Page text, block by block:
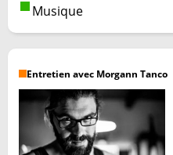
Musique
Entretien avec Morgann Tanco